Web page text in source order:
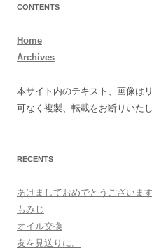
CONTENTS
Home
Archives
本サイト内のテキスト、画像は
可なく複製、転載をお断りいたし
RECENTS
あけましておめでとうございます
もみじ
オイル交換
友を見送りに。